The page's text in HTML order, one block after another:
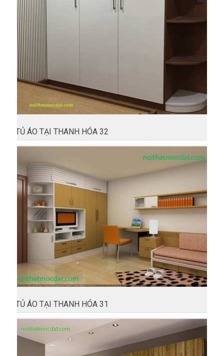
TỦ ÁO TẠI THANH HÓA 32
TỦ ÁO TẠI THANH HÓA 31